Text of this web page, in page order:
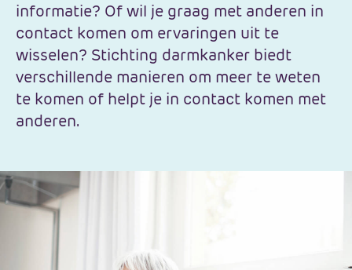
informatie? Of wil je graag met anderen in
contact komen om ervaringen uit te
wisselen? Stichting darmkanker biedt
verschillende manieren om meer te weten
te komen of helpt je in contact komen met
anderen.